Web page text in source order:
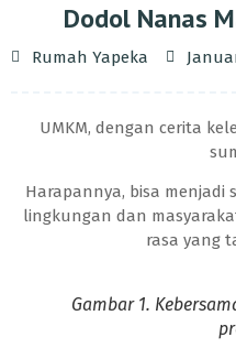
Dodol Nanas
Rumah Yapeka
UMKM, dengan cerita
Harapannya, bisa menjadi
lingkungan dan
rasa yang
Gambar 1.